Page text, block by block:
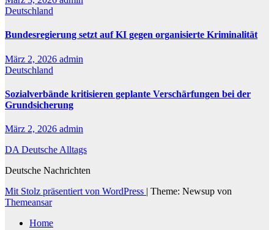
Deutschland
Bundesregierung setzt auf KI gegen organisierte Kriminalität
März 2, 2026 admin
Deutschland
Sozialverbände kritisieren geplante Verschärfungen bei der
Grundsicherung
März 2, 2026 admin
DA Deutsche Alltags
Deutsche Nachrichten
Mit Stolz präsentiert von WordPress | Theme: Newsup von
Themeansar
Home